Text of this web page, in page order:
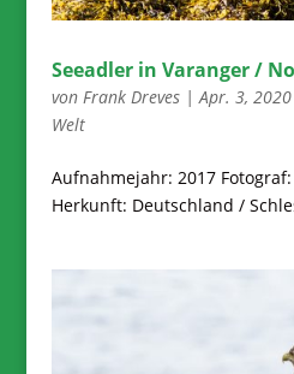
Seeadler in Varanger /
von Frank Dreves|Apr. 3, 2020
Welt
Aufnahmejahr: 2017
Herkunft: Deutschland /